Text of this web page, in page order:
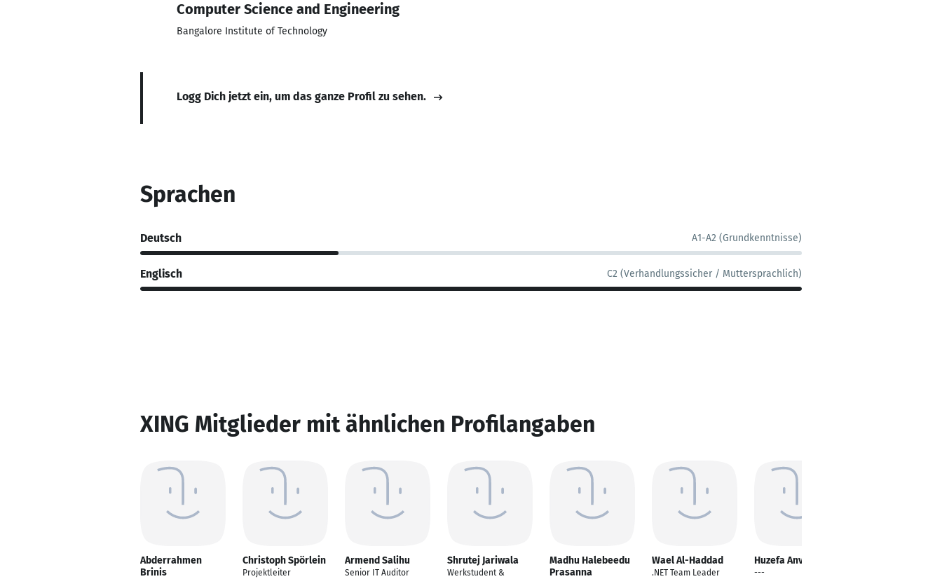
Computer Science and Engineering
Bangalore Institute of Technology
Logg Dich jetzt ein, um das ganze Profil zu sehen.
Sprachen
Deutsch A1-A2 (Grundkenntnisse)
Englisch C2 (Verhandlungssicher / Muttersprachlich)
XING Mitglieder mit ähnlichen Profilangaben
Abderrahmen
Brinis
Christoph Spörlein
Projektleiter
Armend Salihu
Senior IT Auditor
Shrutej Jariwala
Werkstudent &
Madhu Halebeedu
Prasanna
Wael Al-Haddad
.NET Team Leader
Huzefa Anver
---